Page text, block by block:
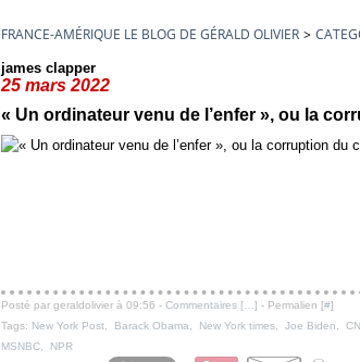
FRANCE-AMÉRIQUE LE BLOG DE GÉRALD OLIVIER >
james clapper
25 mars 2022
« Un ordinateur venu de l’enfer », ou la
Posté par geraldolivier à 09:56 - Commentaires [ ] - Permalien [#]
Tags: New York Post Barack Obama New York times Joe Biden
MSNBC
NPR